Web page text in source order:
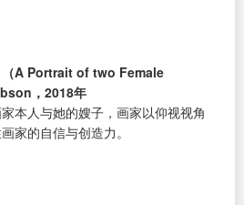
（A Portrait of two Female
，2018年
本人与她的嫂子，画家以仰视视角
家的自信与创造力。